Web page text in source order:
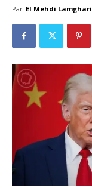
Par El Mehdi Lamghari